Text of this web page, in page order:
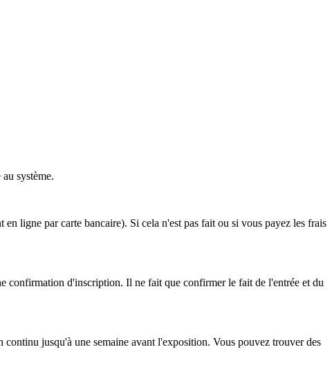
système.
en ligne par carte bancaire). Si cela n'est pas fait ou si vous payez les frais
confirmation d'inscription. Il ne fait que confirmer le fait de l'entrée et du
continu jusqu'à une semaine avant l'exposition. Vous pouvez trouver des